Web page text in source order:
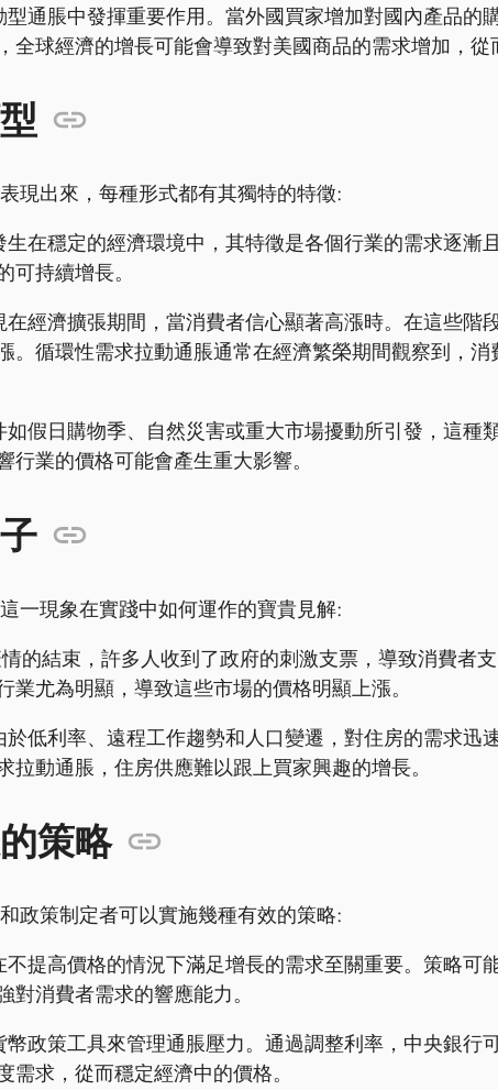
通脹中發揮重要作用。當外國買家增加對國內產品的
球經濟的增長可能會導致對美國商品的需求增加，從
現出來，每種形式都有其獨特的特徵:
在穩定的經濟環境中，其特徵是各個行業的需求逐漸
持續增長。
在經濟擴張期間，當消費者信心顯著高漲時。在這些階
。循環性需求拉動通脹通常在經濟繁榮期間觀察到，
如假日購物季、自然災害或重大市場擾動所引發，這種
業的價格可能會產生重大影響。
一現象在實踐中如何運作的寶貴見解:
情的結束，許多人收到了政府的刺激支票，導致消費者
尤為明顯，導致這些市場的價格明顯上漲。
低利率、遠程工作趨勢和人口變遷，對住房的需求迅
動通脹，住房供應難以跟上買家興趣的增長。
策略
政策制定者可以實施幾種有效的策略:
提高價格的情況下滿足增長的需求至關重要。策略可
消費者需求的響應能力。
政策工具來管理通脹壓力。通過調整利率，中央銀行
求，從而穩定經濟中的價格。